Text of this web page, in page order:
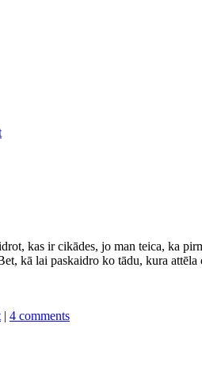
kas ir cikādes, jo man teica, ka
kā lai paskaidro ko tādu, kura
| 4 comments